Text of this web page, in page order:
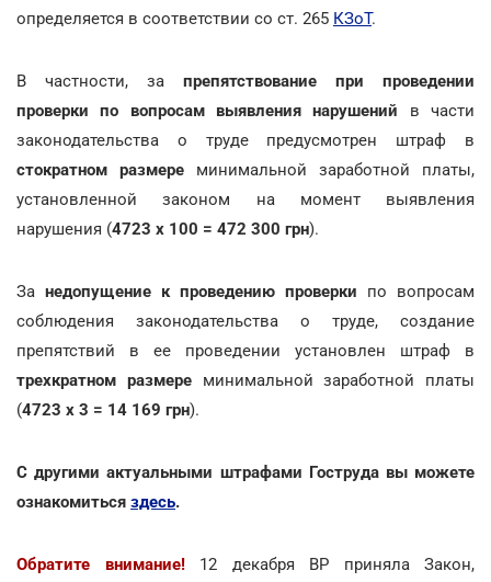
определяется в соответствии со ст. 265 КЗоТ.
В частности, за препятствование
при проведении
проверки
по вопросам выявления нарушений в части
законодательства о труде предусмотрен штраф в
стократном размере минимальной заработной платы,
установленной законом на момент выявления
нарушения (4723 х 100 = 472 300 грн).
За недопущение к проведению проверки по вопросам
соблюдения законодательства о труде, создание
препятствий в ее проведении установлен штраф в
трехкратном размереминимальной заработной платы
(4723 х 3 = 14 169 грн).
С другими актуальными штрафами Гоструда вы можете
ознакомиться здесь.
Обратите внимание! 12 декабря ВР приняла Закон,